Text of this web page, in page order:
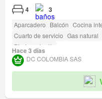
4 3
Aparcadero Balcón Cocina
Cuarto de servicio Gas natural
Piscina
Jardín
Hace 3 días
DC COLOMBIA SAS